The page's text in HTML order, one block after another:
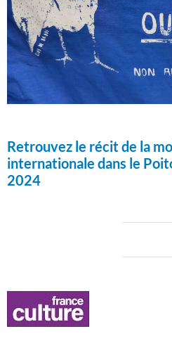
Retrouvez le récit de la
internationale dans le
2024